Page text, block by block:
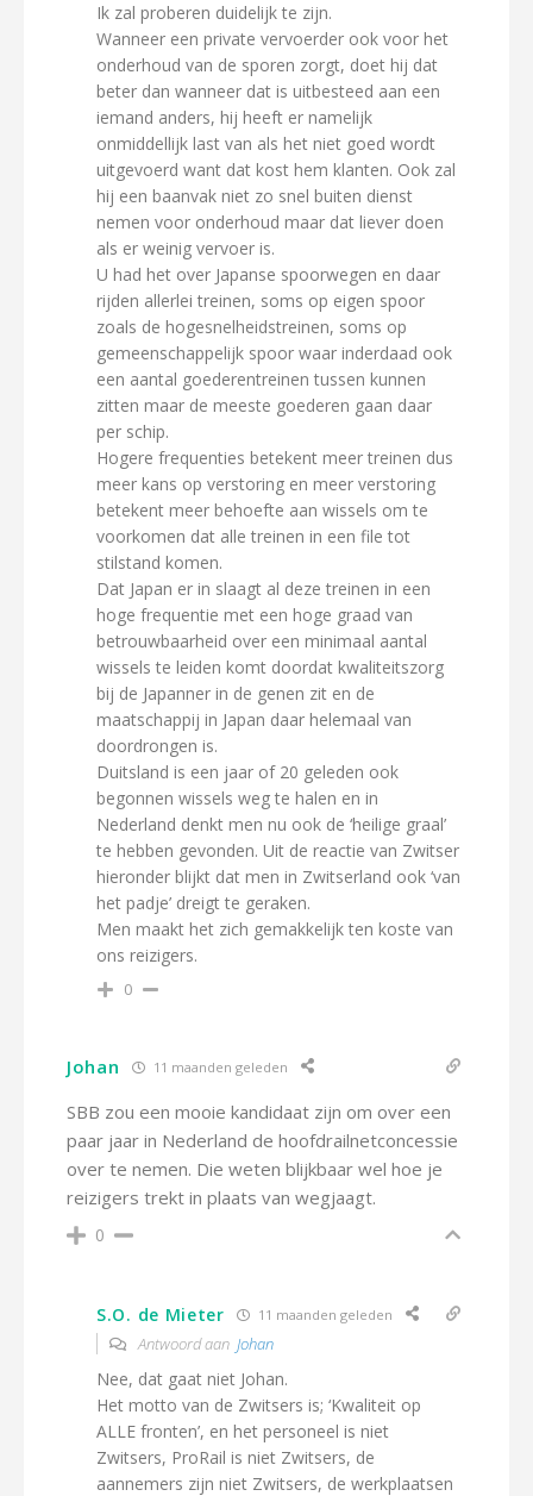
Ik zal proberen duidelijk te zijn.
Wanneer een private vervoerder ook voor het
onderhoud van de sporen zorgt, doet hij dat
beter dan wanneer dat is uitbesteed aan een
iemand anders, hij heeft er namelijk
onmiddellijk last van als het niet goed wordt
uitgevoerd want dat kost hem klanten. Ook zal
hij een baanvak niet zo snel buiten dienst
nemen voor onderhoud maar dat liever doen
als er weinig vervoer is.
U had het over Japanse spoorwegen en daar
rijden allerlei treinen, soms op eigen spoor
zoals de hogesnelheidstreinen, soms op
gemeenschappelijk spoor waar inderdaad ook
een aantal goederentreinen tussen kunnen
zitten maar de meeste goederen gaan daar
per schip.
Hogere frequenties betekent meer treinen dus
meer kans op verstoring en meer verstoring
betekent meer behoefte aan wissels om te
voorkomen dat alle treinen in een file tot
stilstand komen.
Dat Japan er in slaagt al deze treinen in een
hoge frequentie met een hoge graad van
betrouwbaarheid over een minimaal aantal
wissels te leiden komt doordat kwaliteitszorg
bij de Japanner in de genen zit en de
maatschappij in Japan daar helemaal van
doordrongen is.
Duitsland is een jaar of 20 geleden ook
begonnen wissels weg te halen en in
Nederland denkt men nu ook de ‘heilige graal’
te hebben gevonden. Uit de reactie van Zwitser
hieronder blijkt dat men in Zwitserland ook ‘van
het padje’ dreigt te geraken.
Men maakt het zich gemakkelijk ten koste van
ons reizigers.
0
Johan 11 maanden geleden
SBB zou een mooie kandidaat zijn om over een
paar jaar in Nederland de hoofdrailnetconcessie
over te nemen. Die weten blijkbaar wel hoe je
reizigers trekt in plaats van wegjaagt.
0
S.O. de Mieter 11 maanden geleden
Antwoord aan Johan
Nee, dat gaat niet Johan.
Het motto van de Zwitsers is; ‘Kwaliteit op
ALLE fronten’, en het personeel is niet
Zwitsers, ProRail is niet Zwitsers, de
aannemers zijn niet Zwitsers, de werkplaatsen